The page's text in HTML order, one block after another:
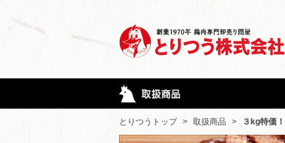
とりつうトップ > 取扱商品 > ３kg特価